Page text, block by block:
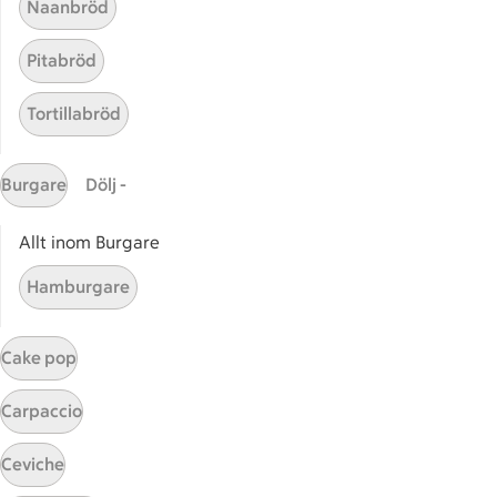
Start
Få snabbt svar
FAQ
Massa erbjudanden
ICAs inspirationsmejl
Naanbröd
Pitabröd
Tortillabröd
Burgare Dölj -
Allt inom Burgare
Hamburgare
Cake pop
Carpaccio
Ceviche